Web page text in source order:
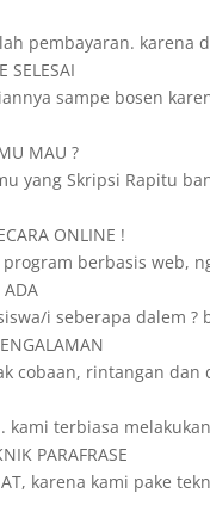
pembayaran. karena
SELESAI
sampe bosen
MAU ?
yang Skripsi Rapitu
ONLINE !
berbasis web,
ADA
i seberapa dalem
cobaan, rintangan
kami terbiasa
PARAFRASE
karena kami pake